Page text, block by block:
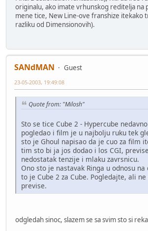
originalu, ako imate vrhunskog reditelja na
mene tice, New Line-ove franshize itekako
razliku od Dimensionovih).
SANdMAN
Guest
23-05-2003, 19:49:08
Quote from: "Milosh"
Sto se tice Cube 2 - Hypercube
pogledao i film je u najbolju ruku tek
sto je Ghoul napisao da je cuo za film
tim sto bi ja jos dodao i los CGI,
nedostatak tenzije i mlaku zavrsnicu.
Ono sto je nastavak Ringa u odnosu
to je Cube 2 za Cube. Pogledajte, ali
previse.
odgledah sinoc, slazem se sa svim sto si